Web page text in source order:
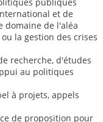
publiques
et de
domaine de l'aléa
la gestion des crises
recherche, d'études
au politiques
à projets, appels
de proposition pour